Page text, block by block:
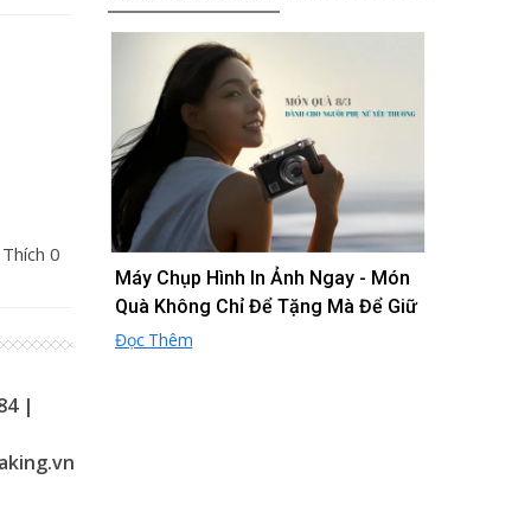
0
|
Máy Chụp Hình In Ảnh Ngay - Món
Quà Không Chỉ Để Tặng Mà Để Giữ
Lại Yêu Thương
Đọc Thêm